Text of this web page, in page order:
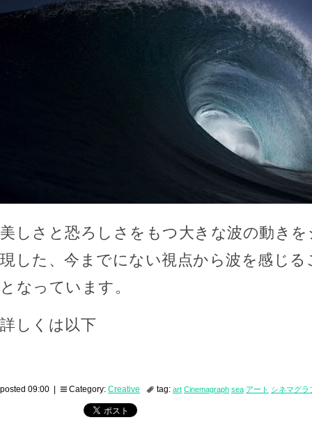
美しさと恐ろしさをもつ大きな波の動き
現した、今までにない視点から波を感じ
となっています。
詳しくは以下
posted 09:00 | Category: Creative tag: art Cinemagraph sea アート シネマグラ